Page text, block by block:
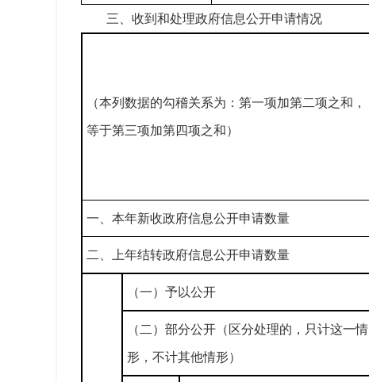
三、收到和处理政府信息公开申请情况
（本列数据的勾稽关系为：第一项加第二项之和，
等于第三项加第四项之和）
一、本年新收政府信息公开申请数量
二、上年结转政府信息公开申请数量
（一）予以公开
（二）部分公开（区分处理的，只计这一情
形，不计其他情形）